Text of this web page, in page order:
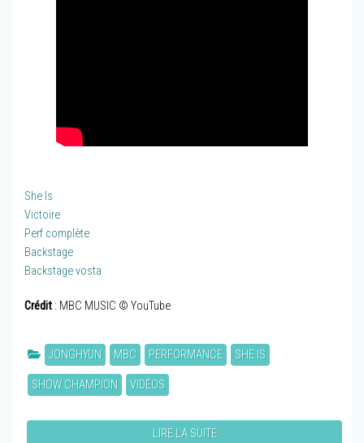
She Is
Victoire
Perf complète
Backstage
Backstage vosta
Crédit : MBC MUSIC © YouTube
JONGHYUN MBC PERFORMANCE SHE IS
SHOW CHAMPION VIDÉOS
LIRE LA SUITE